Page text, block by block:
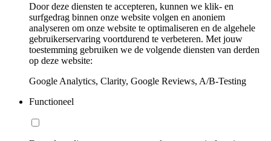
Door deze diensten te accepteren, kunnen we klik- en
surfgedrag binnen onze website volgen en anoniem
analyseren om onze website te optimaliseren en de algehele
gebruikerservaring voortdurend te verbeteren. Met jouw
toestemming gebruiken we de volgende diensten van derden
op deze website:
Google Analytics, Clarity, Google Reviews, A/B-Testing
Functioneel